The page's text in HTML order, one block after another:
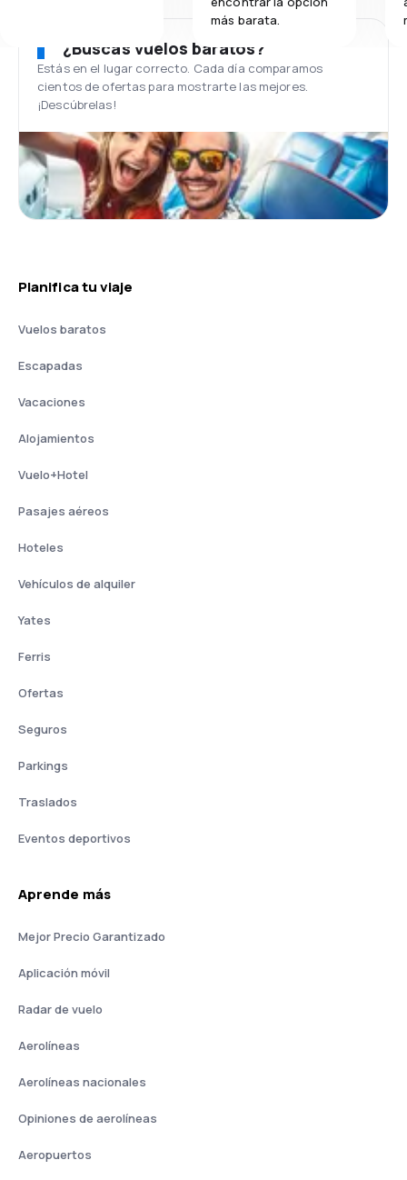
más barata.
¿Buscas vuelos baratos?
Estás en el lugar correcto. Cada día comparamos
cientos de ofertas para mostrarte las mejores.
¡Descúbrelas!
Planifica tu viaje
Vuelos baratos
Escapadas
Vacaciones
Alojamientos
Vuelo+Hotel
Pasajes aéreos
Hoteles
Vehículos de alquiler
Yates
Ferris
Ofertas
Seguros
Parkings
Traslados
Eventos deportivos
Aprende más
Mejor Precio Garantizado
Aplicación móvil
Radar de vuelo
Aerolíneas
Aerolíneas nacionales
Opiniones de aerolíneas
Aeropuertos